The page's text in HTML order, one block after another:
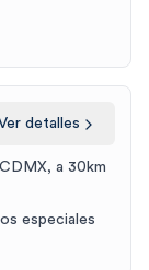
detalles
a 30km
especiales